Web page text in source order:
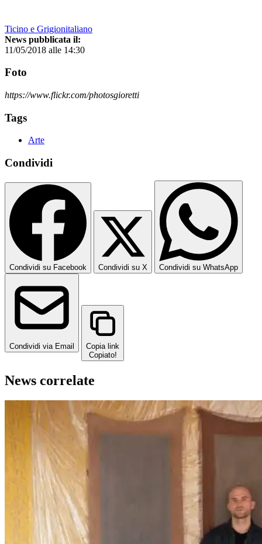
Ticino e Grigionitaliano
News pubblicata il:
11/05/2018 alle 14:30
Foto
https://www.flickr.com/photosgioretti
Tags
Arte
Condividi
Condividi su Facebook Condividi su X Condividi su WhatsApp
Condividi via Email
Copia link
Copiato!
News correlate